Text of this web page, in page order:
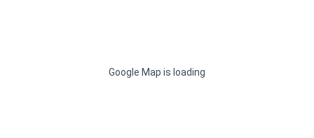
Google Map is loading